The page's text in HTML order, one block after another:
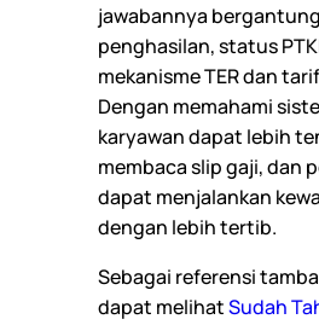
jawabannya
penghasilan, status
mekanisme TER dan
Dengan memahami
karyawan dapat lebih
membaca slip gaji, dan
dapat menjalankan
dengan lebih tertib.
Sebagai referensi
dapat melihatSudah